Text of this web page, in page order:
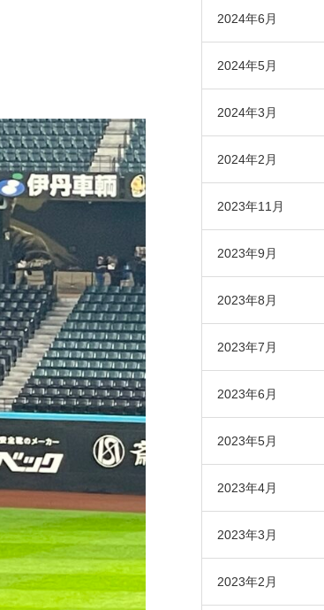
2024年6月
2024年5月
2024年3月
2024年2月
2023年11月
2023年9月
2023年8月
2023年7月
2023年6月
2023年5月
2023年4月
2023年3月
2023年2月